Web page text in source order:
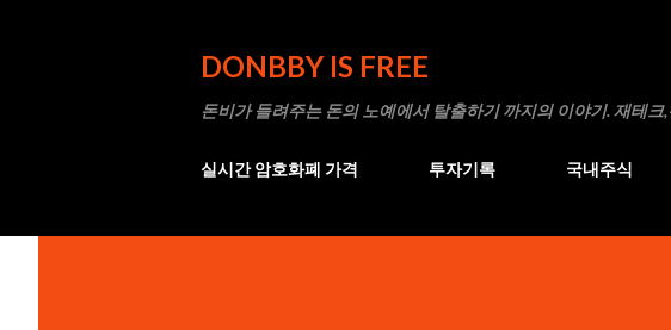
DONBBY IS FREE
돈비가 들려주는 돈의 노예에서 탈출하기 까지의 이야기. 재테
실시간 암호화폐 가격 투자기록 국내주식